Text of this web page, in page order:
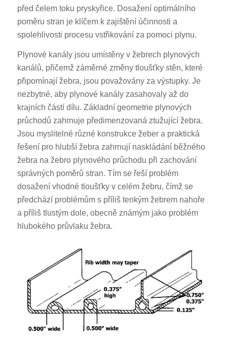
před čelem toku pryskyřice. Dosažení optimálního
poměru stran je klíčem k zajištění účinnosti a
spolehlivosti procesu vstřikování za pomoci plynu.
Plynové kanály jsou umístěny v žebrech plynových
kanálů, přičemž záměrné změny tloušťky stěn, které
připomínají žebra, jsou považovány za výstupky. Je
nezbytné, aby plynové kanály zasahovaly až do
krajních částí dílu. Základní geometrie plynových
průchodů zahrnuje předimenzovaná ztužující žebra.
Jsou myslitelné různé konstrukce žeber a praktická
řešení pro hlubší žebra zahrnují naskládání běžného
žebra na žebro plynového průchodu při zachování
správných poměrů stran. Tím se řeší problém
dosažení vhodné tloušťky v celém žebru, čímž se
předchází problémům s příliš tenkým žebrem nahoře
a příliš tlustým dole, obecně známým jako problém
hlubokého průvlaku žebra.